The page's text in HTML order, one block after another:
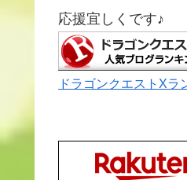
応援宜しくです♪
ドラゴンクエストXラ